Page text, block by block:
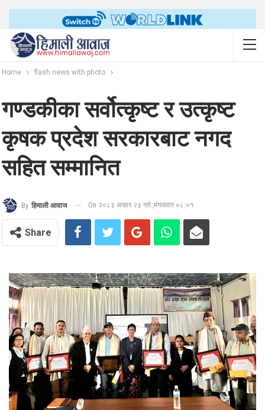
Home flash news with photo
गण्डकीका सर्वोत्कृष्ट र उत्कृष्ट
कृषक प्रदेश सरकारबाट नगद
सहित सम्मानित
By हिमाली आवाज On २०८३ असार २३ गते ,मंगलवार ०८:०१
Share